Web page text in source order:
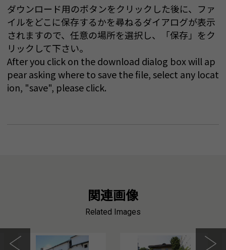
ダウンロード用のボタンをクリックした後に、ファ
イルをどこに保存するかを尋ねるダイアログが表示
されますので、任意の場所を選択し、「保存」をク
リックして下さい。
After you click on the download dialog box will ap
pear asking where to save the file, select any locat
ion, "save", please click.
関連画像
Related Images